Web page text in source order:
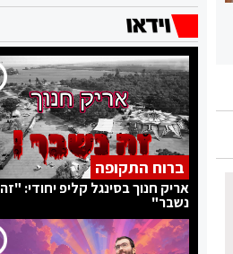
ברוח התקופה
אריק חנוך בסינגל קליפ יחודי: "זה
נשבר"